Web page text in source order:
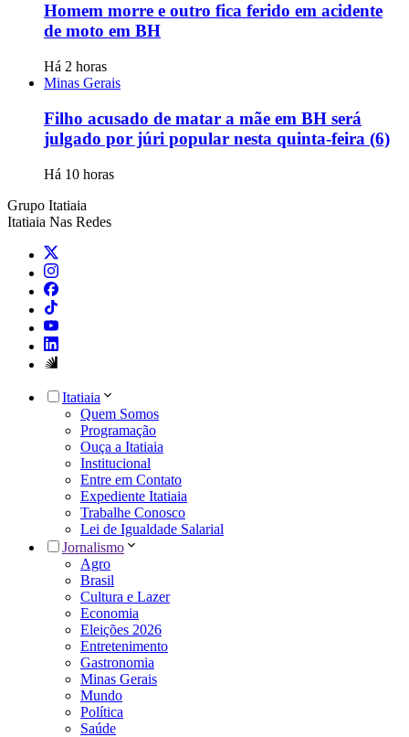
Homem morre e outro fica ferido em acidente
de moto em BH
Há 2 horas
Minas Gerais
Filho acusado de matar a mãe em BH será
julgado por júri popular nesta quinta-feira (6)
Há 10 horas
Grupo Itatiaia
Itatiaia Nas Redes
Itatiaia
Quem Somos
Programação
Ouça a Itatiaia
Institucional
Entre em Contato
Expediente Itatiaia
Trabalhe Conosco
Lei de Igualdade Salarial
Jornalismo
Agro
Brasil
Cultura e Lazer
Economia
Eleições 2026
Entretenimento
Gastronomia
Minas Gerais
Mundo
Política
Saúde